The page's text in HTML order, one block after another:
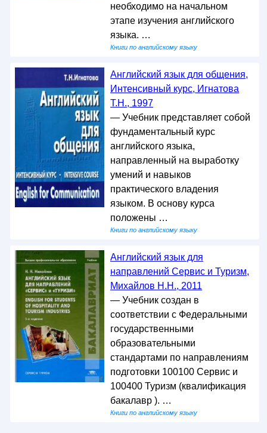
необходимо на начальном
этапе изучения английского
языка. …
Книги по английскому языку
Английский язык для общения,
Интенсивный курс, Игнатова
Т.Н., 1997
— Учебник представляет собой
фундаментальный курс
английского языка,
направленный на выработку
умений и навыков
практического владения
языком. В основу курса
положены …
Книги по английскому языку
Английский язык для
направлений Сервис и Туризм,
Михайлов Н.Н., 2011
— Учебник создан в
соответствии с Федеральными
государственными
образовательными
стандартами по направлениям
подготовки 100100 Сервис и
100400 Туризм (квалификация
бакалавр ). …
Книги по английскому языку